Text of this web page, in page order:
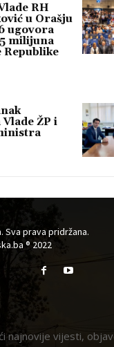
RH
u Orašju
ugovora
milijuna
Republike
ŽP i
Sva prava pridržana.
® 2022
najnovije vijesti,